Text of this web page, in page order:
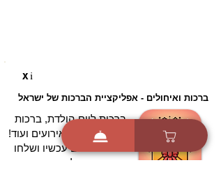
Xi
ברכות ואיחולים - אפליקציית הברכות של ישראל
ברכות ליום הולדת, ברכות
לחגים, ברכות לאירועים ועוד!
הורידו בחינם עכשיו ושלחו
ברכה לאהובים